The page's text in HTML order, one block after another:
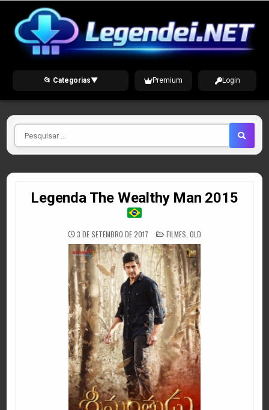
content
📂 Categorias▼ Premium Login
Pesquisar
por
Legenda The Wealthy Man 2015
3 DE SETEMBRO DE 2017 POSTED
IN
FILMES OLD